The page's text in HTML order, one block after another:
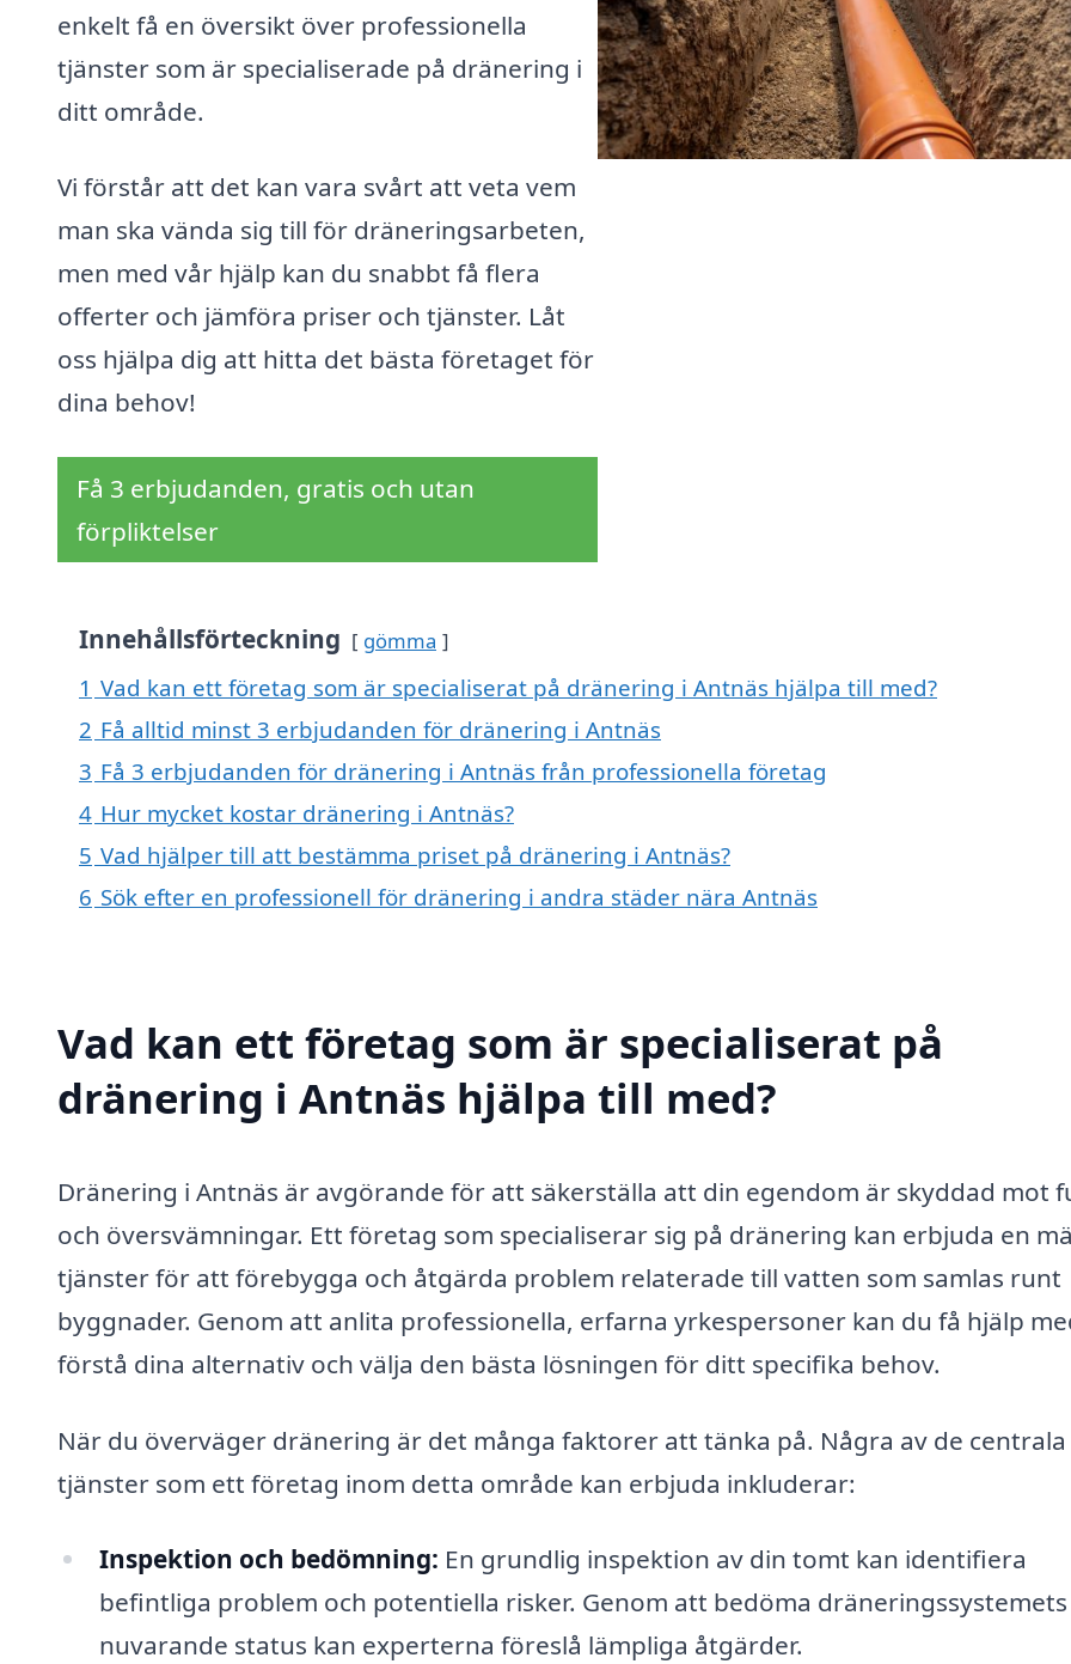
enkelt få en översikt över professionella
tjänster som är specialiserade på dränering i
ditt område.
Vi förstår att det kan vara svårt att veta vem
man ska vända sig till för dräneringsarbeten,
men med vår hjälp kan du snabbt få flera
offerter och jämföra priser och tjänster. Låt
oss hjälpa dig att hitta det bästa företaget för
dina behov!
Få 3 erbjudanden, gratis och utan
förpliktelser
Innehållsförteckning gömma
1 Vad kan ett företag som är specialiserat på dränering i Antnäs hjälpa till med?
2 Få alltid minst 3 erbjudanden för dränering i Antnäs
3 Få 3 erbjudanden för dränering i Antnäs från professionella företag
4 Hur mycket kostar dränering i Antnäs?
5 Vad hjälper till att bestämma priset på dränering i Antnäs?
6 Sök efter en professionell för dränering i andra städer nära Antnäs
Vad kan ett företag som är specialiserat på
dränering i Antnäs hjälpa till med?
Dränering i Antnäs är avgörande för att säkerställa att din egendom är skyddad mot
och översvämningar. Ett företag som specialiserar sig på dränering kan erbjuda en
tjänster för att förebygga och åtgärda problem relaterade till vatten som samlas runt
byggnader. Genom att anlita professionella, erfarna yrkespersoner kan du få hjälp
förstå dina alternativ och välja den bästa lösningen för ditt specifika behov.
När du överväger dränering är det många faktorer att tänka på. Några av de centrala
tjänster som ett företag inom detta område kan erbjuda inkluderar:
Inspektion och bedömning: En grundlig inspektion av din tomt kan identifiera
befintliga problem och potentiella risker. Genom att bedöma dräneringssystemets
nuvarande status kan experterna föreslå lämpliga åtgärder.